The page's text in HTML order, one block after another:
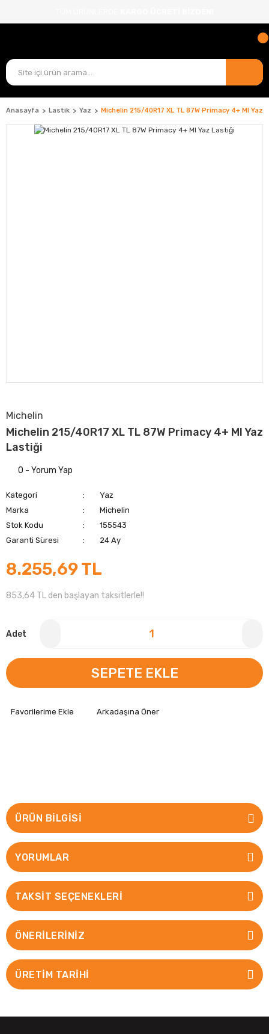
Anasayfa Lastik Yaz Michelin 215/40R17 XL TL 87W Primacy 4+ MI Yaz
Michelin
Michelin 215/40R17 XL TL 87W Primacy 4+ MI Yaz
Lastiği
0 - Yorum Yap
Kategori
Yaz
Marka
Michelin
Stok Kodu
155543
Garanti Süresi
24 Ay
8.255,69 TL
853,64 TL den başlayan taksitlerle!!
Adet
SEPETE EKLE
Arkadaşına Öner
ÜRÜN BILGISI
YORUMLAR
TAKSIT SEÇENEKLERI
ÖNERILERINIZ
ÜRETİM TARİHİ